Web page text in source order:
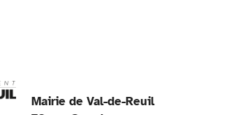
Mairie de Val-de-Reuil